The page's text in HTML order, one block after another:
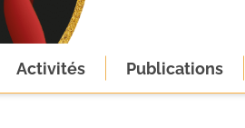
Activités Publications